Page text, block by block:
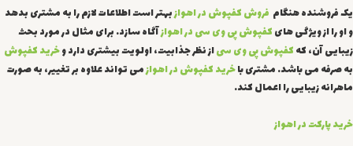
یک فروشنده هنگام فروش کفپوش در اهوازبهتر است اطلاعات لازم را به مشتری بدهد
و او را از ویژگی هایکفپوش پی وی سی در اهوازآگاه سازد. برای مثال در مورد بحث
زیبایی آن، کهکفپوش پی وی سیاز نظر جذابیت، اولویت بیشتری دارد وخرید کفپوش
به صرفه می باشد. مشتری باخرید کفپوش در اهوازمی تواند علاوه بر تغییر، به صورت
ماهرانه زیبایی را اعمال کند.
خرید پارکت در اهواز